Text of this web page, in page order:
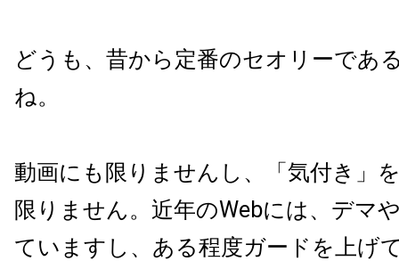
どうも、昔から定番のセオリーであ
ね。
動画にも限りませんし、「気付き」
限りません。近年のWebには、デマ
ていますし、ある程度ガードを上げ